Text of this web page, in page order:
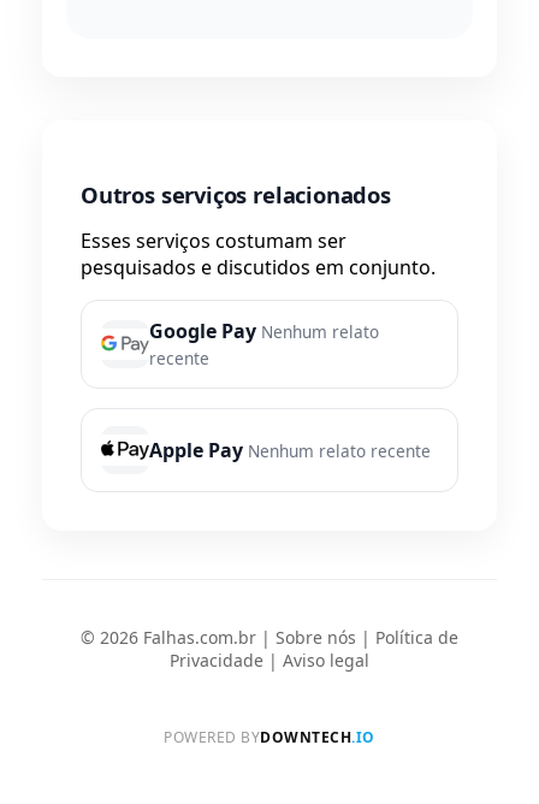
Outros serviços relacionados
Esses serviços costumam ser
pesquisados e discutidos em conjunto.
Google Pay Nenhum relato
recente
Apple Pay Nenhum relato recente
© 2026 Falhas.com.br | Sobre nós | Política de
Privacidade | Aviso legal
POWERED BYDOWNTECH.IO